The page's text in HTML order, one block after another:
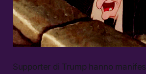
Supporter di Trump hanno